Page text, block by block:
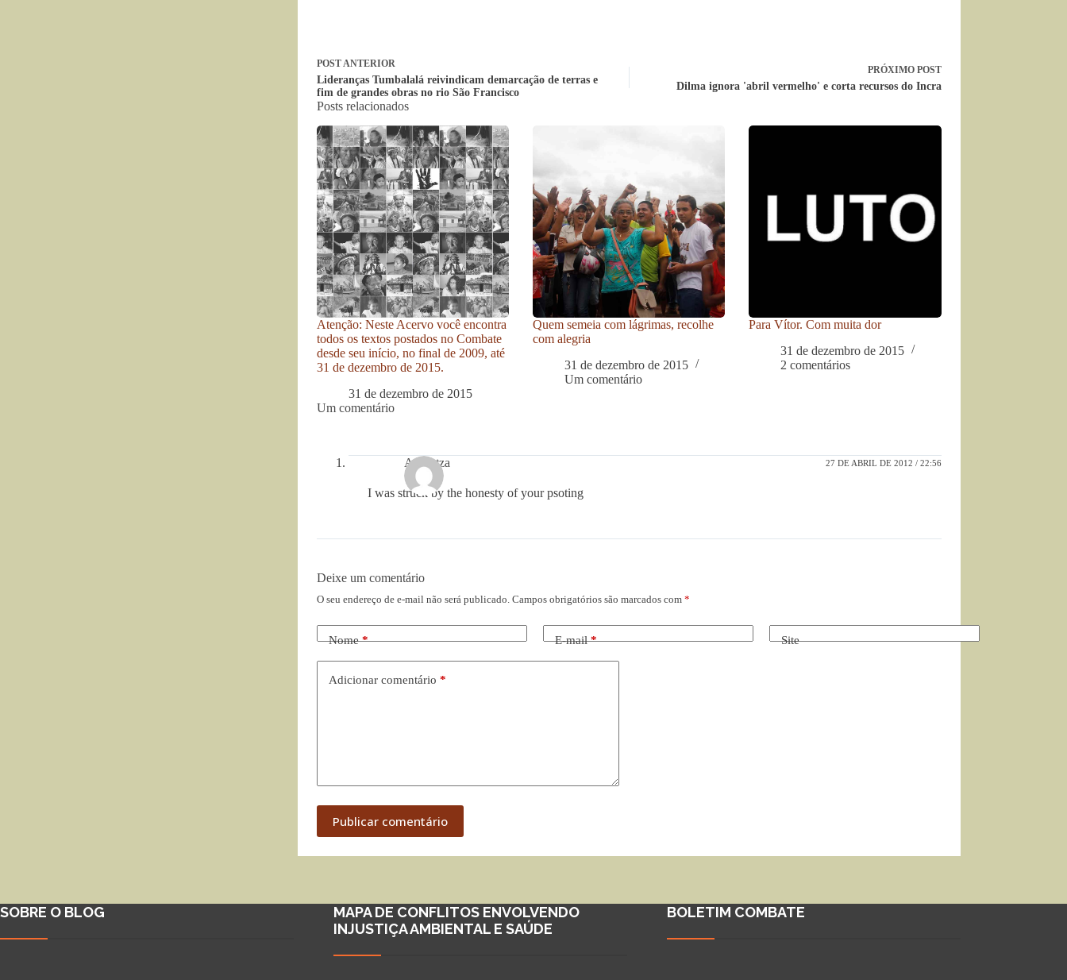
POSTANTERIOR
Lideranças Tumbalalá reivindicam demarcação de terras e
fim de grandes obras no rio São Francisco
PRÓXIMO POST
Dilma ignora 'abril vermelho' e corta recursos do Incra
Posts relacionados
Atenção: Neste Acervo você encontra
todos os textos postados no Combate
desde seu início, no final de 2009, até
31 de dezembro de 2015.
31 de dezembro de 2015
Quem semeia com lágrimas, recolhe
com alegria
31 de dezembro de 2015
Um comentário
Para Vítor. Com muita dor
31 de dezembro de 2015
2 comentários
Um comentário
Adinutza 27 DE ABRIL DE 2012 / 22:56
I was struck by the honesty of your psoting
Deixe um comentário
O seu endereço de e-mail não será publicado. Campos obrigatórios são marcados com *
Nome* E-mail* Site
Adicionar comentário *
Publicar comentário
SOBRE O BLOG
MAPA DE CONFLITOS ENVOLVENDO
INJUSTIÇA AMBIENTAL E SAÚDE
BOLETIM COMBATE